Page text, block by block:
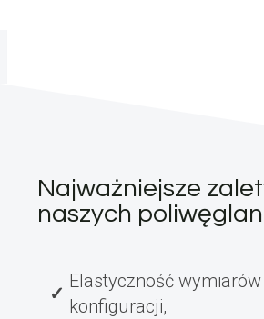
Najważniejsze
naszych
Elastyczność wymiarów
konfiguracji,